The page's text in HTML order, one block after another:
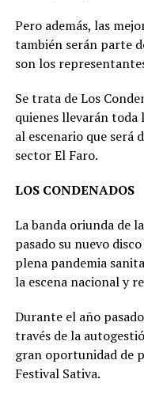
Pero además, las
también serán parte
son los
Se trata de Los
quienes llevarán toda
al escenario que será
sector El Faro.
LOS CONDENADOS
La banda oriunda de
pasado su nuevo
plena pandemia
la escena nacional y
Durante el año
través de la
gran oportunidad de
Festival Sativa.